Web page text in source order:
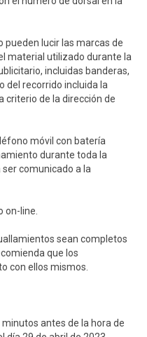
pueden lucir las marcas de
material utilizado durante la
incluidas banderas,
del recorrido incluida la
criterio de la dirección de
móvil con batería
durante toda la
comunicado a la
on-line.
sean completos
que los
con ellos mismos.
minutos antes de la hora de